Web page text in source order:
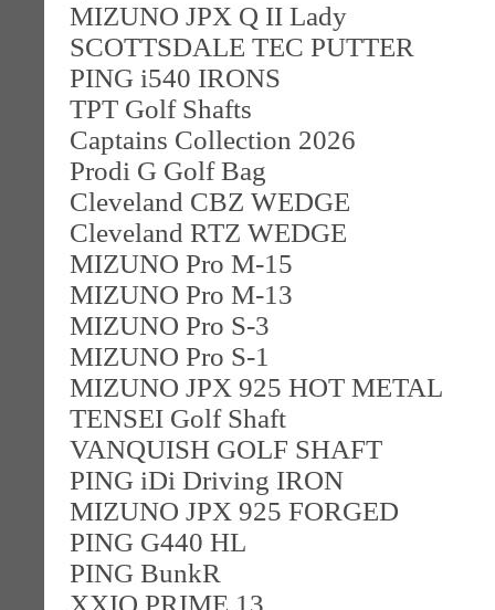
MIZUNO JPX Q II Lady
SCOTTSDALE TEC PUTTER
PING i540 IRONS
TPT Golf Shafts
Captains Collection 2026
Prodi G Golf Bag
Cleveland CBZ WEDGE
Cleveland RTZ WEDGE
MIZUNO Pro M-15
MIZUNO Pro M-13
MIZUNO Pro S-3
MIZUNO Pro S-1
MIZUNO JPX 925 HOT METAL
TENSEI Golf Shaft
VANQUISH GOLF SHAFT
PING iDi Driving IRON
MIZUNO JPX 925 FORGED
PING G440 HL
PING BunkR
XXIO PRIME 13